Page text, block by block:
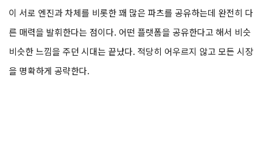
이 서로 엔진과 차체를 비롯한 꽤 많은 파츠를 공유하는데 완전히 다
른 매력을 발휘한다는 점이다. 어떤 플랫폼을 공유한다고 해서 비슷
비슷한 느낌을 주던 시대는 끝났다. 적당히 어우르지 않고 모든 시장
을 명확하게 공략한다.